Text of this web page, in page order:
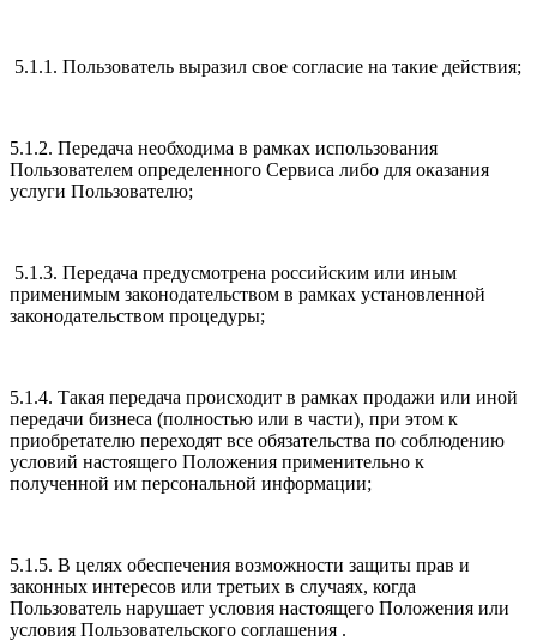
5.1.1. Пользователь выразил свое согласие на такие действия;
5.1.2. Передача необходима в рамках использования
Пользователем определенного Сервиса либо для оказания
услуги Пользователю;
5.1.3. Передача предусмотрена российским или иным
применимым законодательством в рамках установленной
законодательством процедуры;
5.1.4. Такая передача происходит в рамках продажи или иной
передачи бизнеса (полностью или в части), при этом к
приобретателю переходят все обязательства по соблюдению
условий настоящего Положения применительно к
полученной им персональной информации;
5.1.5. В целях обеспечения возможности защиты прав и
законных интересов или третьих в случаях, когда
Пользователь нарушает условия настоящего Положения или
условия Пользовательского соглашения .